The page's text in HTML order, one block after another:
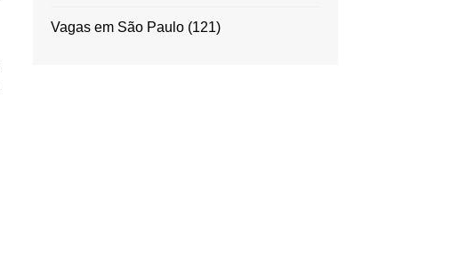
Vagas em São Paulo(121)